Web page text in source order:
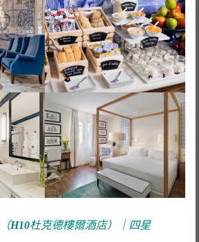
（H10杜克德樓爾酒店）｜四星